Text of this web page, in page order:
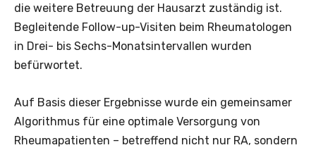
die weitere Betreuung der Hausarzt zuständig ist.
Begleitende Follow-up-Visiten beim Rheumatologen
in Drei- bis Sechs-Monatsintervallen wurden
befürwortet.
Auf Basis dieser Ergebnisse wurde ein gemeinsamer
Algorithmus für eine optimale Versorgung von
Rheumapatienten – betreffend nicht nur RA, sondern